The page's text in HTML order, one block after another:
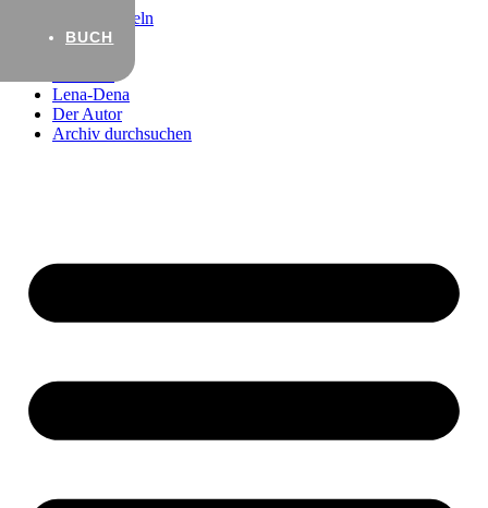
Zum Inhalt wechseln
Lena-Dena
Der Autor
Archiv durchsuchen
BUCH